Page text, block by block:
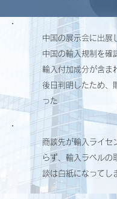
中国の展示会に出展
中国の輸入規制を確
輸入付加成分が含ま
後日判明したため、
った
商談先が輸入ライセ
らず、輸入ラベルの
談は白紙になってし